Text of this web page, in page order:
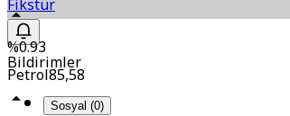
Bildirimler
Sosyal (0)
%0.93
Petrol85,58